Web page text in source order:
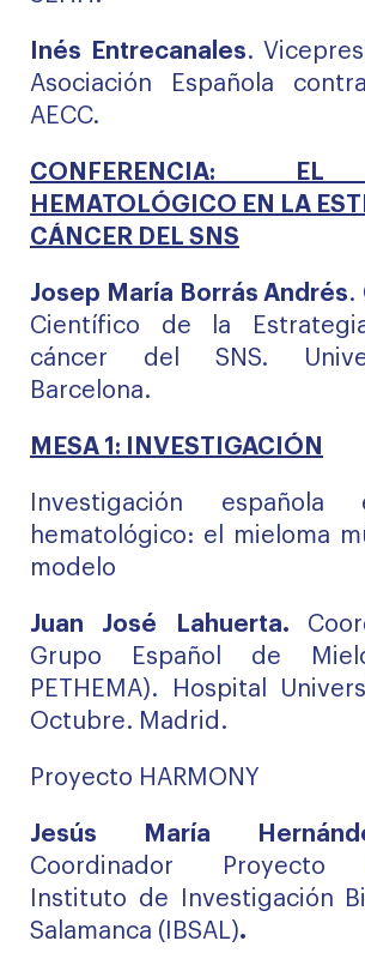
Inés Entrecanales.
Asociación Española
AECC.
CONFERENCIA: EL
HEMATOLÓGICO EN LA
CÁNCER DEL SNS
Josep María Borrás Andrés.
Científico de la
cáncer del SNS.
Barcelona.
MESA 1: INVESTIGACIÓN
Investigación
hematológico: el mieloma
modelo
Juan José Lahuerta.
Grupo Español de
PETHEMA). Hospital
Octubre. Madrid.
Proyecto HARMONY
Jesús María
Coordinador Proyecto
Instituto de Investigación
Salamanca (IBSAL).